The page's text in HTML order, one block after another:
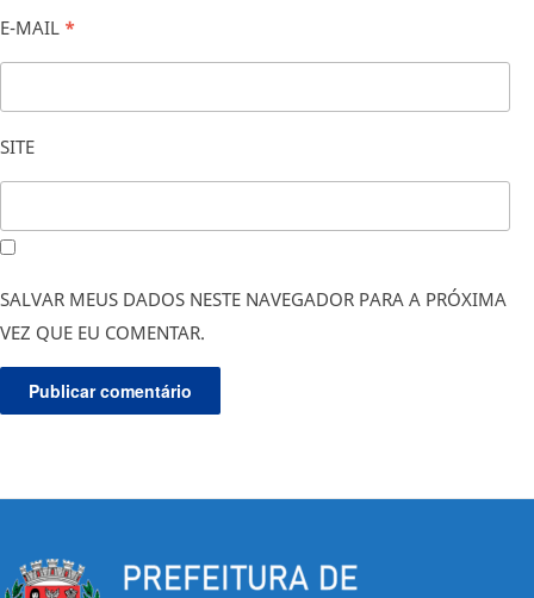
E-MAIL *
SITE
SALVAR MEUS DADOS NESTE NAVEGADOR PARA A PRÓXIMA
VEZ QUE EU COMENTAR.